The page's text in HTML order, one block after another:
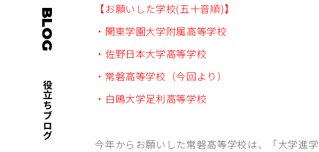
BLOG
お役立ちブログ
【お願いした学校(五十音順)】
・関東学園大学附属高等学校
・佐野日本大学高等学校
・常磐高等学校（今回より）
・白鴎大学足利高等学校
今年からお願いした常磐高等学校は、「大学進